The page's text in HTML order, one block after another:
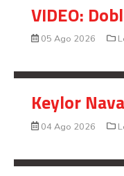
VIDEO:
05 Ago 2026
Keylor
04 Ago 2026